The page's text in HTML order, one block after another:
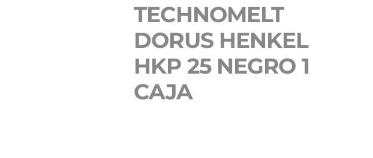
TECHNOMELT
DORUS HENKEL
HKP 25 NEGRO 1
CAJA